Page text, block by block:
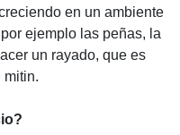
en un ambiente
ejemplo las peñas, la
un rayado, que es
mitin.